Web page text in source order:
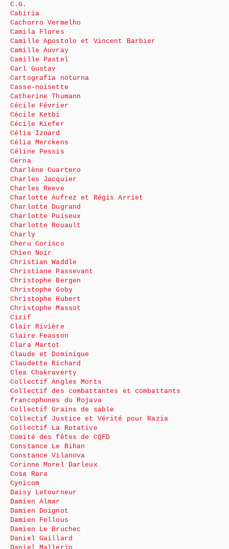
C.G.
Cabiria
Cachorro Vermelho
Camila Flores
Camille Apostolo et Vincent Barbier
Camille Auvray
Camille Pastel
Carl Gustav
Cartografia noturna
Casse-noisette
Catherine Thumann
Cécile Février
Cécile Ketbi
Cécile Kiefer
Célia Izoard
Célia Merckens
Céline Pessis
Cerna
Charlène Cuartero
Charles Jacquier
Charles Reeve
Charlotte Aufrez et Régis Arriet
Charlotte Dugrand
Charlotte Puiseux
Charlotte Rouault
Charly
Cheru Corisco
Chien Noir
Christian Waddle
Christiane Passevant
Christophe Bergen
Christophe Goby
Christophe Hubert
Christophe Massot
Cizif
Clair Rivière
Claire Feasson
Clara Martot
Claude et Dominique
Claudette Richard
Clea Chakraverty
Collectif Angles Morts
Collectif des combattantes et combattants
francophones du Rojava
Collectif Grains de sable
Collectif Justice et Vérité pour Razia
Collectif La Rotative
Comité des fêtes de CQFD
Constance Le Bihan
Constance Vilanova
Corinne Morel Darleux
Cosa Rara
Cynicom
Daisy Letourneur
Damien Almar
Damien Doignot
Damien Fellous
Damien Le Bruchec
Daniel Gaillard